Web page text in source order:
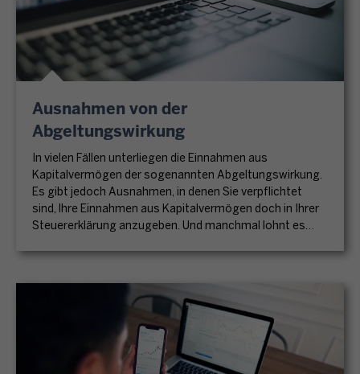
Ausnahmen von der
Abgeltungswirkung
In vielen Fällen unterliegen die Einnahmen aus
Kapitalvermögen der sogenannten Abgeltungswirkung.
Es gibt jedoch Ausnahmen, in denen Sie verpflichtet
sind, Ihre Einnahmen aus Kapitalvermögen doch in Ihrer
Steuererklärung anzugeben. Und manchmal lohnt es